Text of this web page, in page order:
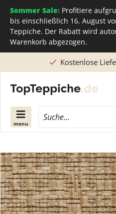
Sommer Sale: Profitiere
bis einschließlich 16. August
Teppiche. Der Rabatt wird
Warenkorb abgezogen.
Kostenlose
menu